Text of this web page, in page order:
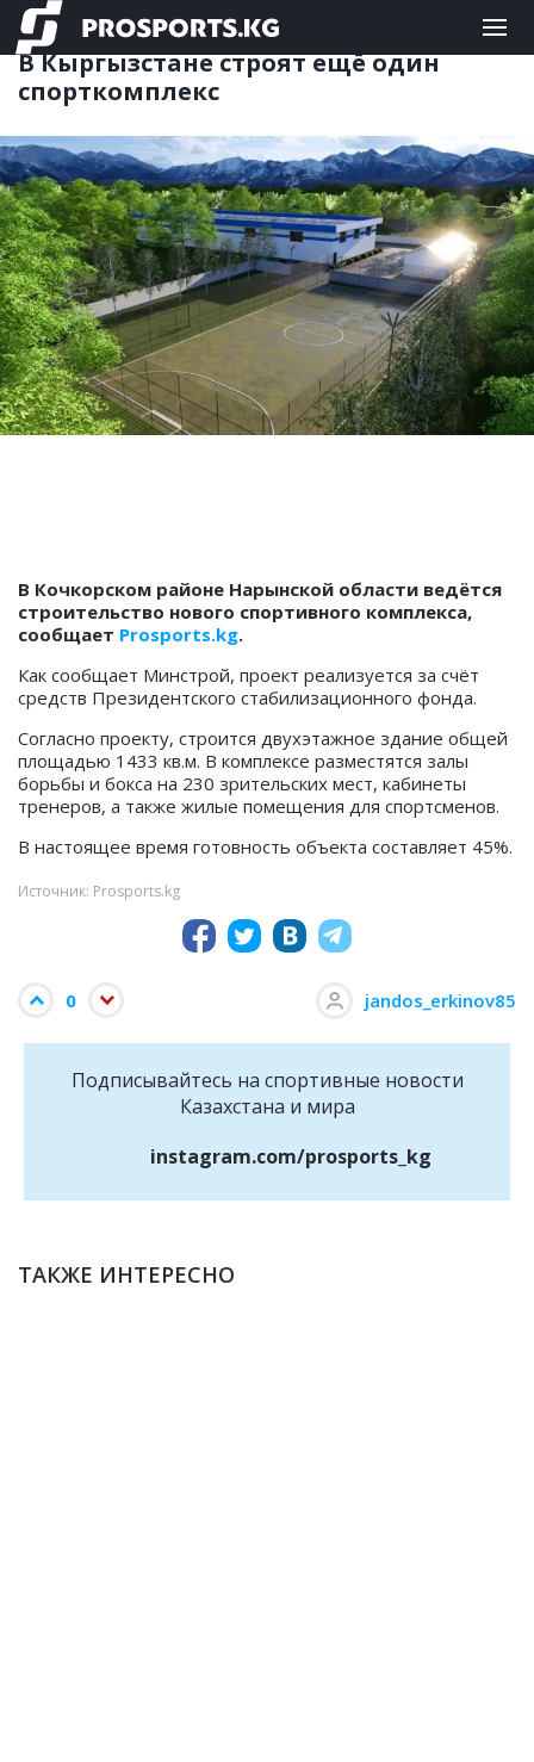
ДРУГИЕ 07.06.2026 12:51
В Кыргызстане строят ещё один
спорткомплекс
В Кочкорском районе Нарынской области ведётся
строительство нового спортивного комплекса,
сообщает Prosports.kg.
Как сообщает Минстрой, проект реализуется за счёт
средств Президентского стабилизационного фонда.
Согласно проекту, строится двухэтажное здание общей
площадью 1433 кв.м. В комплексе разместятся залы
борьбы и бокса на 230 зрительских мест, кабинеты
тренеров, а также жилые помещения для спортсменов.
В настоящее время готовность объекта составляет 45%.
Источник: Prosports.kg
0 jandos_erkinov85
Подписывайтесь на cпортивные новости
Казахстана и мира
instagram.com/prosports_kg
ТАКЖЕ ИНТЕРЕСНО